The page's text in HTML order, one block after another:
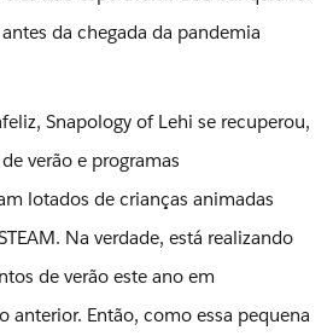
da chegada da pandemia
Snapology of Lehi se recuperou,
verão e programas
lotados de crianças animadas
Na verdade, está realizando
de verão este ano em
anterior. Então, como essa pequena